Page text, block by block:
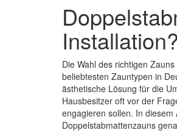
Installation?
Die Wahl des richtigen
beliebtesten Zauntypen in
ästhetische Lösung für die
Hausbesitzer oft vor der
engagieren sollen. In
Doppelstabmattenzauns